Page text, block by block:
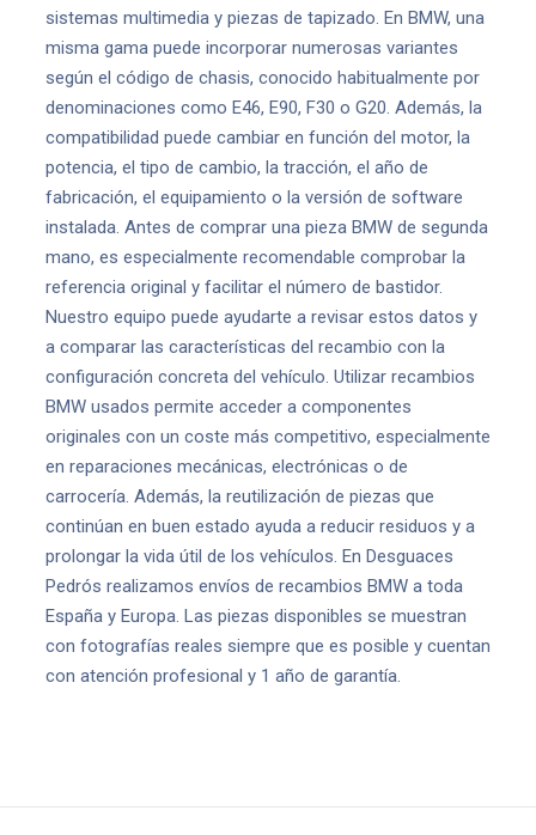
sistemas multimedia y piezas de tapizado. En BMW, una
misma gama puede incorporar numerosas variantes
según el código de chasis, conocido habitualmente por
denominaciones como E46, E90, F30 o G20. Además, la
compatibilidad puede cambiar en función del motor, la
potencia, el tipo de cambio, la tracción, el año de
fabricación, el equipamiento o la versión de software
instalada. Antes de comprar una pieza BMW de segunda
mano, es especialmente recomendable comprobar la
referencia original y facilitar el número de bastidor.
Nuestro equipo puede ayudarte a revisar estos datos y
a comparar las características del recambio con la
configuración concreta del vehículo. Utilizar recambios
BMW usados permite acceder a componentes
originales con un coste más competitivo, especialmente
en reparaciones mecánicas, electrónicas o de
carrocería. Además, la reutilización de piezas que
continúan en buen estado ayuda a reducir residuos y a
prolongar la vida útil de los vehículos. En Desguaces
Pedrós realizamos envíos de recambios BMW a toda
España y Europa. Las piezas disponibles se muestran
con fotografías reales siempre que es posible y cuentan
con atención profesional y 1 año de garantía.